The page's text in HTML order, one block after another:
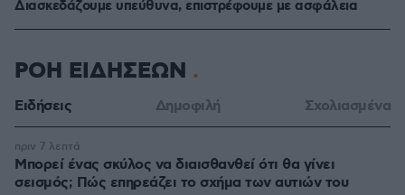
Διασκεδάζουμε υπεύθυνα, επιστρέφουμε με ασφάλεια
ΡΟΗ ΕΙΔΗΣΕΩΝ
Ειδήσεις Δημοφιλή Σχολιασμένα
Μπορεί ένας σκύλος να διαισθανθεί ότι θα γίνει
σεισμός; Πώς επηρεάζει το σχήμα των αυτιών του
πριν 7 λεπτά